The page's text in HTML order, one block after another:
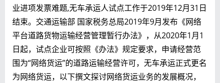
业进项发票难题,无车承运人试点工作于2019年12月31日
结束。交通运输部 国家税务总局2019年9月发布《网络
平台道路货物运输经营管理暂行办法》，从2020年1月1
日起，试点企业可按照《办法》规定要求，申请经营范
围为“网络货运”的道路运输经营许可，无车承运正式更名
为网络货运，以下撰文探讨网络货运业务的发展概况，